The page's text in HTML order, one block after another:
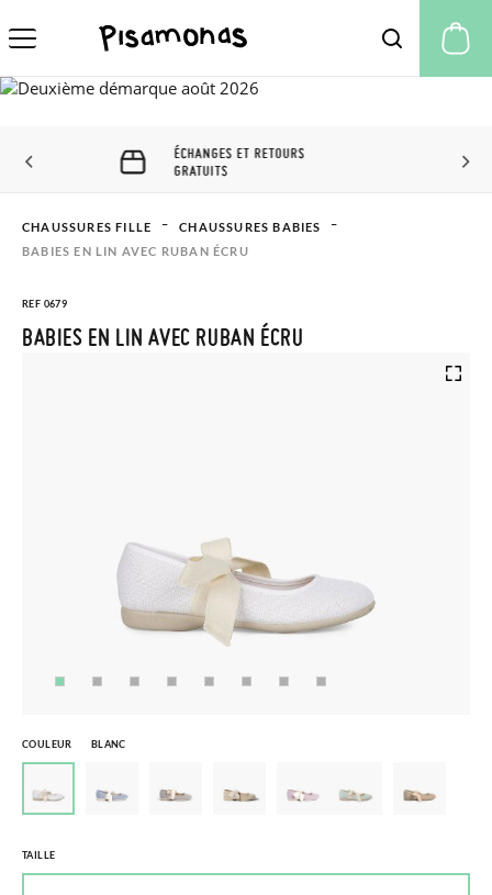
ÉCHANGES ET RETOURS 60
JOURS
CHAUSSURES FILLE
CHAUSSURES BABIES
BABIES EN LIN AVEC RUBAN ÉCRU
REF 0679
BABIES EN LIN AVEC RUBAN ÉCRU
COULEUR BLANC
TAILLE